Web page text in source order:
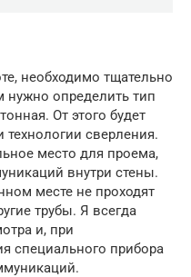
необходимо тщательно
определить тип
От этого будет
сверления.
место для проема,
внутри стены.
месте не проходят
трубы. Я всегда
и, при
специального прибора